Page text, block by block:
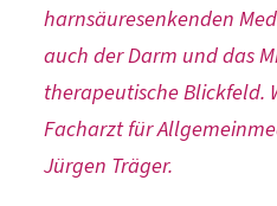
harnsäuresenkenden
auch der Darm und das
therapeutische Blickfeld.
Facharzt für
Jürgen Träger.